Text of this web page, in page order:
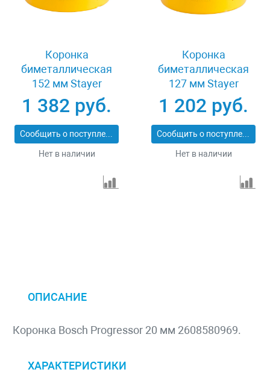
Коронка
биметаллическая
152 мм Stayer
PROFESSIONAL
29547-152
1 382 руб.
Сообщить о поступлении
Нет в наличии
Коронка
биметаллическая
127 мм Stayer
PROFESSIONAL
29547-127
1 202 руб.
Сообщить о поступлении
Нет в наличии
ОПИСАНИЕ
Коронка Bosch Progressor 20 мм 2608580969.
ХАРАКТЕРИСТИКИ